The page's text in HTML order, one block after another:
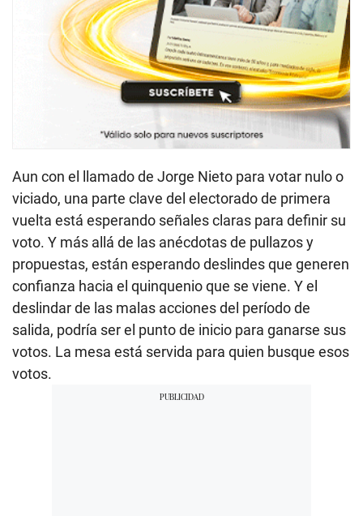
Aun con el llamado de Jorge Nieto para votar nulo o
viciado, una parte clave del electorado de primera
vuelta está esperando señales claras para definir su
voto. Y más allá de las anécdotas de pullazos y
propuestas, están esperando deslindes que generen
confianza hacia el quinquenio que se viene. Y el
deslindar de las malas acciones del período de
salida, podría ser el punto de inicio para ganarse sus
votos. La mesa está servida para quien busque esos
votos.